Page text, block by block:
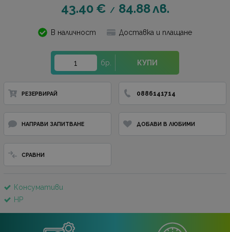
43.40 € / 84.88лв.
В наличност Доставка и плащане
бр. КУПИ
РЕЗЕРВИРАЙ 0886141714
НАПРАВИ ЗАПИТВАНЕ ДОБАВИ В ЛЮБИМИ
СРАВНИ
Консумативи
HP